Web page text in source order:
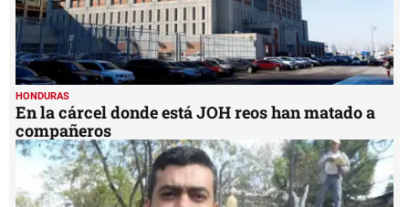
HONDURAS
En la cárcel donde está JOH reos han matado a
compañeros